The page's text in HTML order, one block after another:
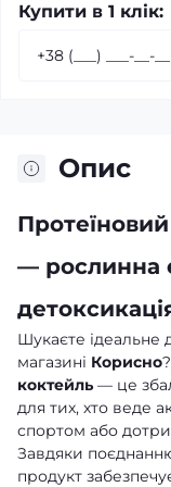
Купити в 1 клік:
Опис
— рослинна
Шукаєте ідеальне
магазині Корисно
коктейль— це
для тих, хто веде
спортом або
Завдяки
продукт